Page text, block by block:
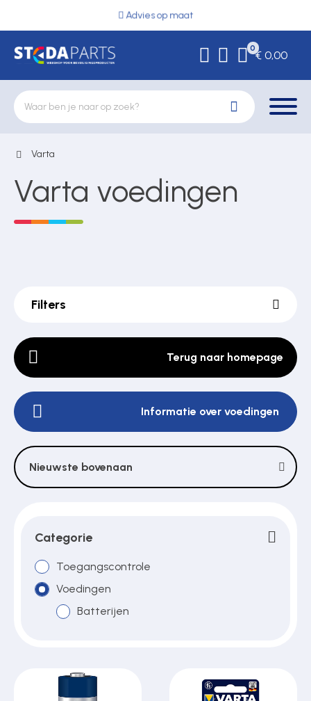
Advies op maat
0
€ 0,00
Deurbeslag
Kluizen
Poortonderdelen
Pulsgevers
Sloten
Toegangsverlening
Voedingen
Varta
Varta voedingen
Filters
Terug naar homepage
Informatie over voedingen
Nieuwste bovenaan
Categorie
Toegangscontrole
Voedingen
Batterijen